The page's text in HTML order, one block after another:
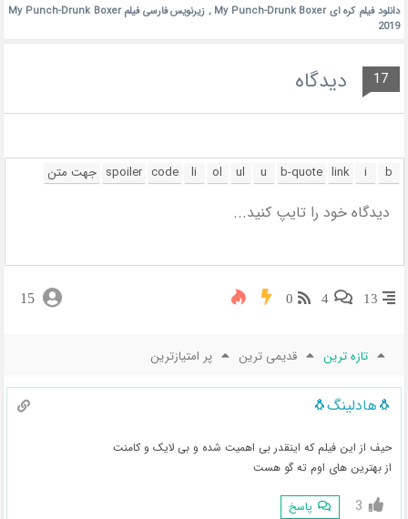
دانلود فیلم کره ای My Punch-Drunk Boxer ,
زیرنویس فارسی فیلم My Punch-Drunk Boxer
2019
17 دیدگاه
13
4
0
15
تازه ترین قدیمی ترین پر امتیازترین
🐧هادلینگ🐧
حیف از این فیلم که اینقدر بی اهمیت شده و بی لایک و کامنت
از بهترین های اوم ته گو هست
3 پاسخ